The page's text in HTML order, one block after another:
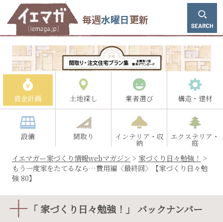
毎週水曜日更新
資金計画 土地探し 業者選び 構造・建材
設備 間取り インテリア・収
納
エクステリア・
庭
イエマガー家づくり情報webマガジン > 家づくり日々勉強！ >
もう一度家をたてるなら…費用編〈最終回〉【家づくり日々勉
強 80】
「 家づくり日々勉強！」 バックナンバー